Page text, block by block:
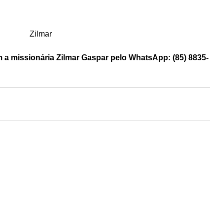
Zilmar
missionária Zilmar Gaspar pelo WhatsApp: (85) 8835-